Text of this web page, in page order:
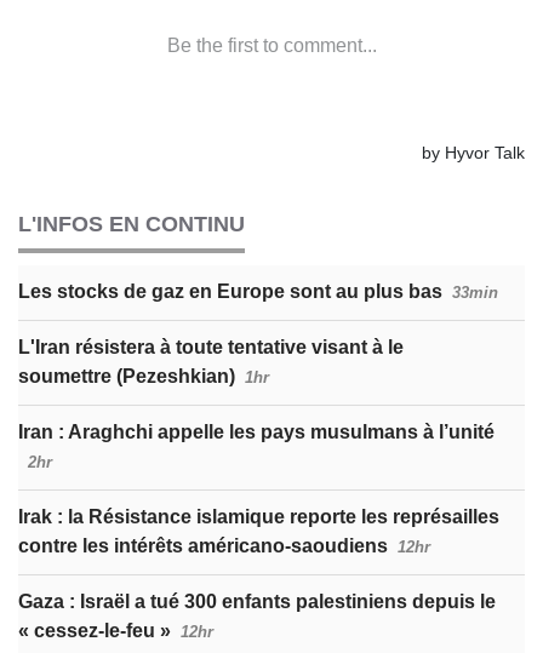
L'INFOS EN CONTINU
Les stocks de gaz en Europe sont au plus bas 33min
L'Iran résistera à toute tentative visant à le
soumettre (Pezeshkian) 1hr
Iran : Araghchi appelle les pays musulmans à l’unité
2hr
Irak : la Résistance islamique reporte les représailles
contre les intérêts américano-saoudiens 12hr
Gaza : Israël a tué 300 enfants palestiniens depuis le
« cessez-le-feu » 12hr